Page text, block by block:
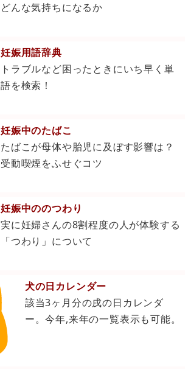
どんな気持ちになるか
妊娠用語辞典
トラブルなど困ったときにいち早く単
語を検索！
妊娠中のたばこ
たばこが母体や胎児に及ぼす影響は？
受動喫煙をふせぐコツ
妊娠中ののつわり
実に妊婦さんの8割程度の人が体験する
「つわり」について
犬の日カレンダー
該当3ヶ月分の戌の日カレンダ
ー。今年,来年の一覧表示も可能。